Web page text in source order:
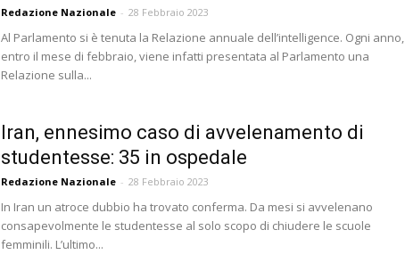
Redazione Nazionale - 28 Febbraio 2023
Al Parlamento si è tenuta la Relazione annuale dell’intelligence. Ogni anno,
entro il mese di febbraio, viene infatti presentata al Parlamento una
Relazione sulla...
Iran, ennesimo caso di avvelenamento di
studentesse: 35 in ospedale
Redazione Nazionale - 28 Febbraio 2023
In Iran un atroce dubbio ha trovato conferma. Da mesi si avvelenano
consapevolmente le studentesse al solo scopo di chiudere le scuole
femminili. L’ultimo...